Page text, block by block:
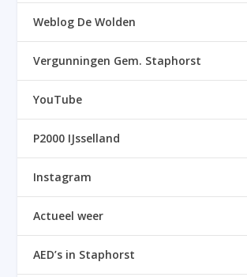
Weblog De Wolden
Vergunningen Gem. Staphorst
YouTube
P2000 IJsselland
Instagram
Actueel weer
AED’s in Staphorst